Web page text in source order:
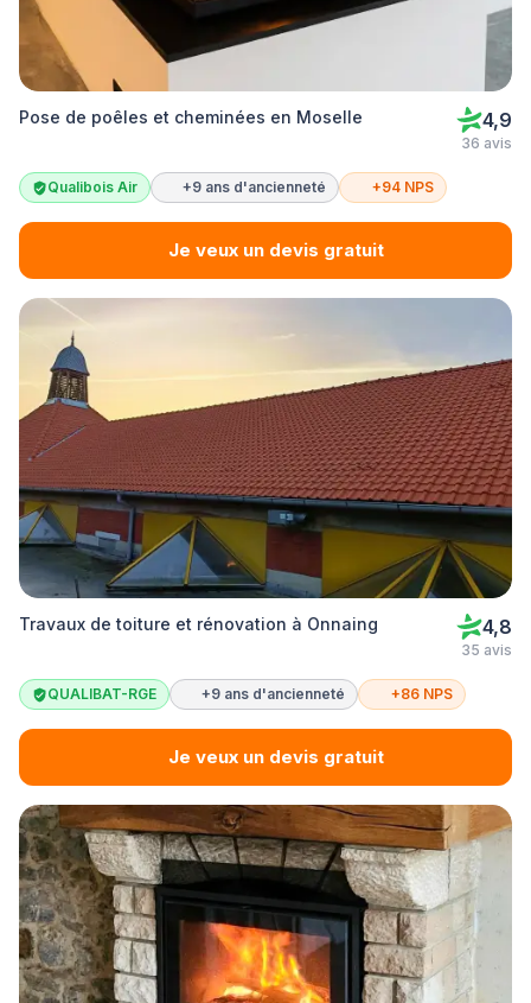
Pose de poêles et cheminées en Moselle 4,9
36 avis
Qualibois Air +9 ans d'ancienneté +94 NPS
Je veux un devis gratuit
Travaux de toiture et rénovation à Onnaing 4,8
35 avis
QUALIBAT-RGE +9 ans d'ancienneté +86 NPS
Je veux un devis gratuit